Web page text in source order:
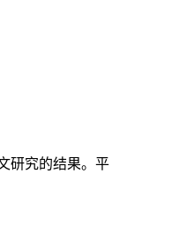
研究的结果。平